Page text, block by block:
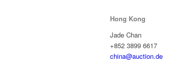
Hong Kong
Jade Chan
+852 3899 6617
china@auction.de